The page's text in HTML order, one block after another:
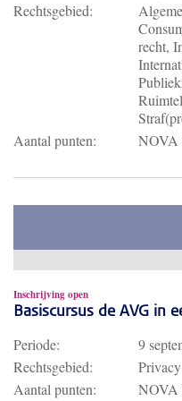
Rechtsgebied:
recht,
Aantal punten:
NOVA
Inschrijving open
Basiscursus de AVG in
Periode:
9
Rechtsgebied:
Aantal punten:
NOVA